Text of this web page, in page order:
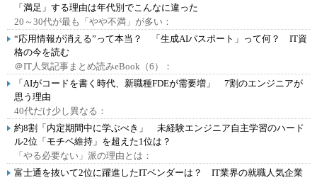
「満足」する理由は年代別でこんなに違った
20～30代が最も「やや不満」が多い：
“応用情報が消える”って本当？ 「生成AIパスポート」って何？ IT資
格の今を読む
＠IT人気記事まとめ読みeBook（6）：
「AIがコードを書く時代、新職種FDEが需要増」 7割のエンジニアが
思う理由
40代だけ少し異なる：
約8割「内定期間中に学ぶべき」 未経験エンジニア自主学習のハード
ル2位「モチベ維持」を超えた1位は？
「やる必要ない」派の理由とは：
富士通を抜いて2位に躍進したITベンダーは？ IT業界の就職人気企業